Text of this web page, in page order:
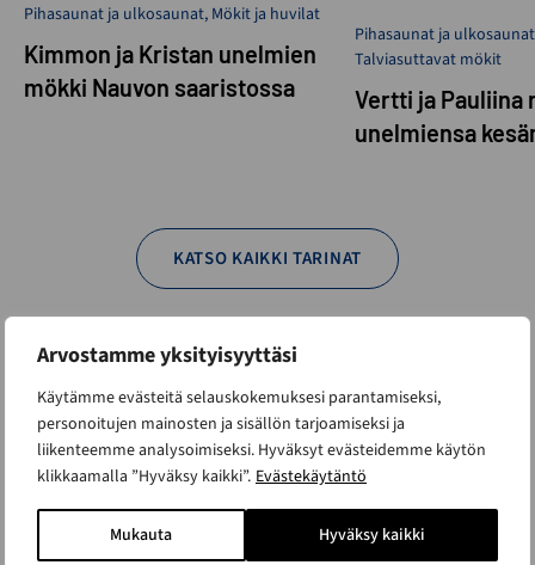
Arvostamme yksityisyyttäsi
Käytämme evästeitä selauskokemuksesi parantamiseksi,
personoitujen mainosten ja sisällön tarjoamiseksi ja
liikenteemme analysoimiseksi. Hyväksyt evästeidemme käytön
klikkaamalla ”Hyväksy kaikki”. Evästekäytäntö
Mukauta Hyväksy kaikki
Pihasaunat ja ulkosaunat, Mökit ja huvilat
Kimmon ja Kristan unelmien
mökki Nauvon saaristossa
Pihasaunat ja ulkosaunat
Talviasuttavat mökit
Vertti ja Pauliina
unelmiensa
KATSO KAIKKI TARINAT
Katso muut mallit
Suvanto 56 hirsimökki/aitta
ALK. 29 690 €
Kerrosala 36.5 m²